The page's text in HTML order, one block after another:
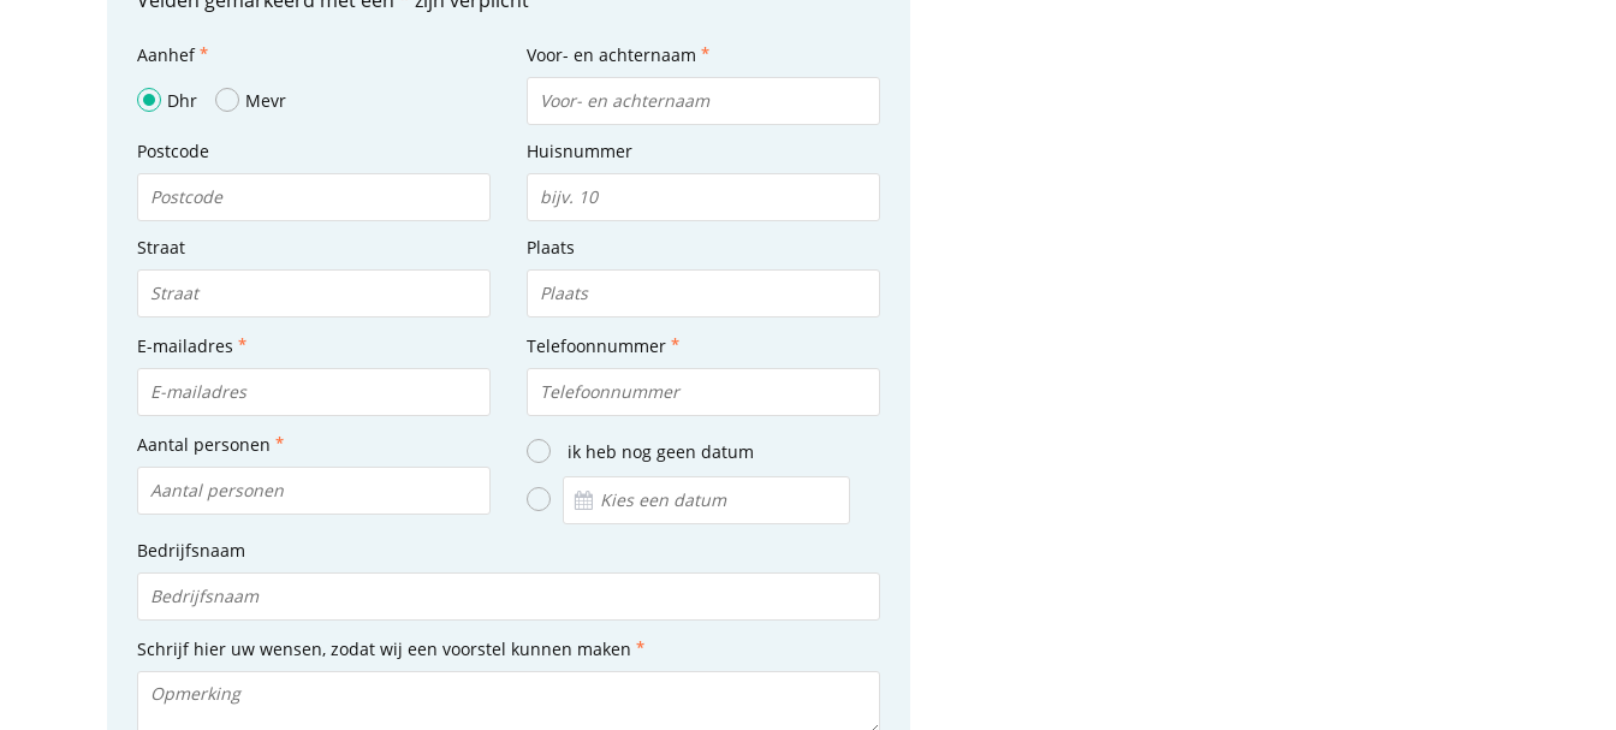
Aanhef
Dhr
Mevr
Voor- en achternaam
Postcode Huisnummer
Straat Plaats
E-mailadres Telefoonnummer
Aantal personen ik heb nog geen datum
Bedrijfsnaam
Schrijf hier uw wensen, zodat wij een voorstel kunnen maken